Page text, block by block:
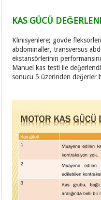
KAS GÜCÜ
Klinisyenlere; gövde
abdominaller, transversus
ekstansörlerinin
Manuel kas testi ile
sonucu 5 üzerinden değerler